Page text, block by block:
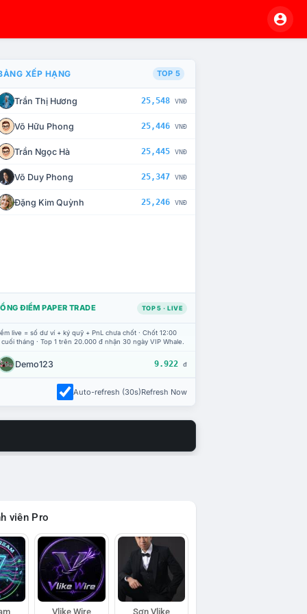
CHẾ TÀI XỬ LÝ VI PHẠM
XẾP HẠNG TOP 5
Trần Thị Hương 25,548 VNĐ
Võ Hữu Phong 25,446 VNĐ
Trần Ngọc Hà 25,445 VNĐ
Võ Duy Phong 25,347 VNĐ
Đặng Kim Quỳnh 25,246 VNĐ
ĐIỂM PAPER TRADE TOP 5 · LIVE
live = số dư ví + ký quỹ + PnL chưa chốt · Chốt 12:00
tháng · Top 1 trên 20.000 đ nhận 30 ngày VIP Whale.
Demo123 9.922 đ
Auto-refresh (30s)Refresh Now
viên Pro
Vlike Wire Sơn Vlike